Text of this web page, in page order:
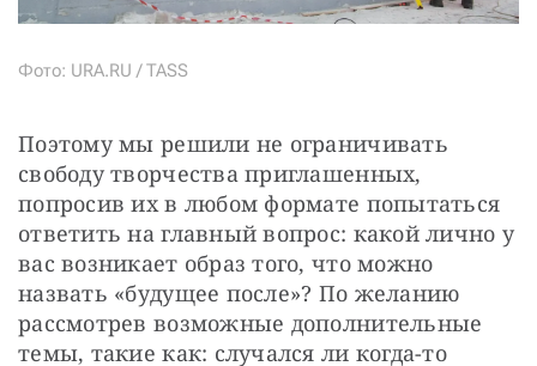
Фото: URA.RU / TASS
Поэтому мы решили не ограничивать
свободу творчества приглашенных,
попросив их в любом формате попытаться
ответить на главный вопрос: какой лично у
вас возникает образ того, что можно
назвать «будущее после»? По желанию
рассмотрев возможные дополнительные
темы, такие как: случался ли когда-то